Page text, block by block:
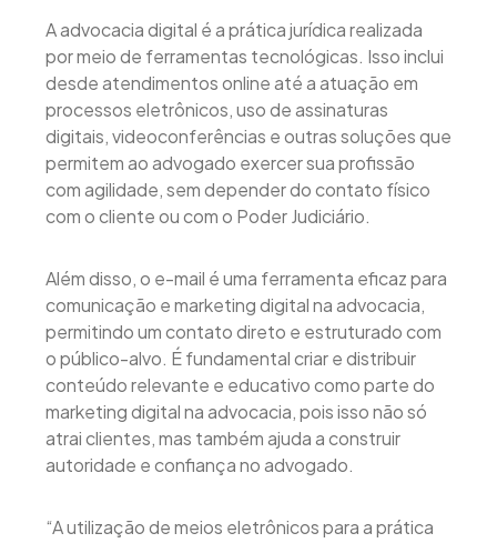
A advocacia digital é a prática jurídica realizada
por meio de ferramentas tecnológicas. Isso inclui
desde atendimentos online até a atuação em
processos eletrônicos, uso de assinaturas
digitais, videoconferências e outras soluções que
permitem ao advogado exercer sua profissão
com agilidade, sem depender do contato físico
com o cliente ou com o Poder Judiciário.
Além disso, o e-mail é uma ferramenta eficaz para
comunicação e marketing digital na advocacia,
permitindo um contato direto e estruturado com
o público-alvo. É fundamental criar e distribuir
conteúdo relevante e educativo como parte do
marketing digital na advocacia, pois isso não só
atrai clientes, mas também ajuda a construir
autoridade e confiança no advogado.
“A utilização de meios eletrônicos para a prática